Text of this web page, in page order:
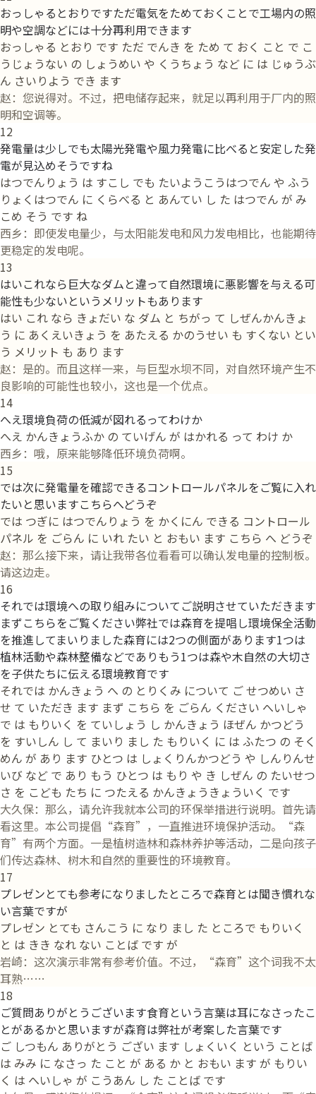
おっしゃるとおりですただ電気をためておくことで工場内の照
明や空調などには十分再利用できます
おっしゃる とおり です ただ でんき を ため て おく こと で こ
うじょうない の しょうめい や くうちょう など に は じゅうぶ
ん さいりよう でき ます
赵：您说得对。不过，把电储存起来，就足以再利用于厂内的照
明和空调等。
12
発電量は少しでも太陽光発電や風力発電に比べると安定した発
電が見込めそうですね
はつでんりょう は すこし でも たいようこうはつでん や ふう
りょくはつでん に くらべる と あんてい し た はつでん が み
こめ そう です ね
西乡：即使发电量少，与太阳能发电和风力发电相比，也能期待
更稳定的发电呢。
13
はいこれなら巨大なダムと違って自然環境に悪影響を与える可
能性も少ないというメリットもあります
はい これ なら きょだい な ダム と ちがっ て しぜんかんきょ
う に あくえいきょう を あたえる かのうせい も すくない とい
う メリット も あり ます
赵：是的。而且这样一来，与巨型水坝不同，对自然环境产生不
良影响的可能性也较小，这也是一个优点。
14
へえ環境負荷の低減が図れるってわけか
へえ かんきょうふか の ていげん が はかれる って わけ か
西乡：哦，原来能够降低环境负荷啊。
15
では次に発電量を確認できるコントロールパネルをご覧に入れ
たいと思いますこちらへどうぞ
では つぎに はつでんりょう を かくにん できる コントロール
パネル を ごらん に いれ たい と おもい ます こちら へ どうぞ
赵：那么接下来，请让我带各位看看可以确认发电量的控制板。
请这边走。
16
それでは環境への取り組みについてご説明させていただきます
まずこちらをご覧ください弊社では森育を提唱し環境保全活動
を推進してまいりました森育には2つの側面があります1つは
植林活動や森林整備などでありもう1つは森や木自然の大切さ
を子供たちに伝える環境教育です
それでは かんきょう へ の とりくみ について ご せつめい さ
せ て いただき ます まず こちら を ごらん ください へいしゃ
で は もりいく を ていしょう し かんきょう ほぜん かつどう
を すいしん し て まいり まし た もりいく に は ふたつ の そく
めん が あり ます ひとつ は しょくりんかつどう や しんりんせ
いび など で あり もう ひとつ は もり や き しぜん の たいせつ
さ を こども たち に つたえる かんきょうきょういく です
大久保：那么，请允许我就本公司的环保举措进行说明。首先请
看这里。本公司提倡“森育”，一直推进环境保护活动。“森
育”有两个方面。一是植树造林和森林养护等活动，二是向孩子
们传达森林、树木和自然的重要性的环境教育。
17
プレゼンとても参考になりましたところで森育とは聞き慣れな
い言葉ですが
プレゼン とても さんこう に なり まし た ところで もりいく
と は きき なれ ない ことば です が
岩崎：这次演示非常有参考价值。不过，“森育”这个词我不太
耳熟……
18
ご質問ありがとうございます食育という言葉は耳になさったこ
とがあるかと思いますが森育は弊社が考案した言葉です
ご しつもん ありがとう ござい ます しょくいく という ことば
は みみ に なさっ た こと が ある か と おもい ます が もりい
く は へいしゃ が こうあん し た ことば です